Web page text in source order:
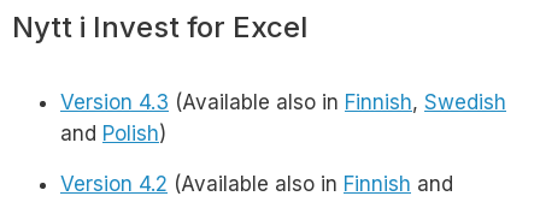
Nytt i Invest for Excel
Version 4.3 (Available also in Finnish, Swedish
and Polish)
Version 4.2 (Available also in Finnish and